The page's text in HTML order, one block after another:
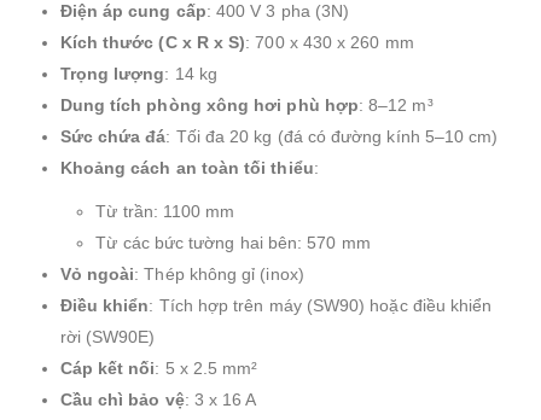
Điện áp cung cấp: 400 V 3 pha (3N)
Kích thước (C x R x S): 700 x 430 x 260 mm
Trọng lượng: 14 kg
Dung tích phòng xông hơi phù hợp: 8–12 m³
Sức chứa đá: Tối đa 20 kg (đá có đường kính 5–10 cm)
Khoảng cách an toàn tối thiểu:
Từ trần: 1100 mm
Từ các bức tường hai bên: 570 mm
Vỏ ngoài: Thép không gỉ (inox)
Điều khiển: Tích hợp trên máy (SW90) hoặc điều khiển
rời (SW90E)
Cáp kết nối: 5 x 2.5 mm²
Cầu chì bảo vệ: 3 x 16 A